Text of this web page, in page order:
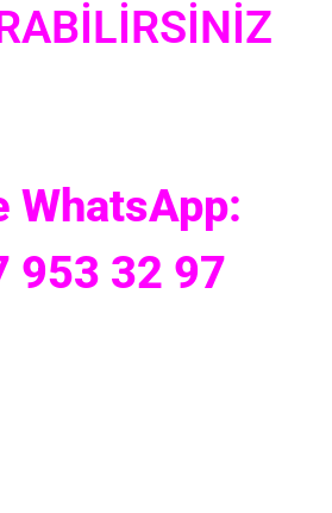
WhatsApp:
953 32 97